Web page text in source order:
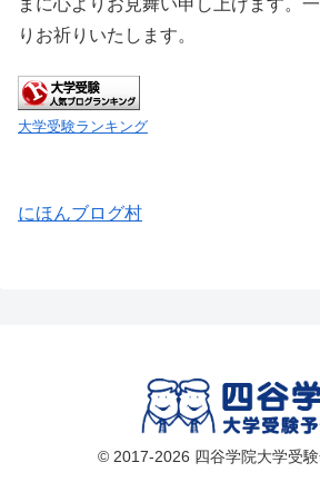
りお祈りいたします。
大学受験ランキング
にほんブログ村
© 2017-2026 四谷学院大学受験